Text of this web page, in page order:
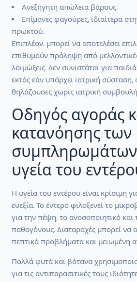
Ανεξήγητη απώλεια βάρους.
Επίμονες φαγούρες, ιδιαίτερα
πρωκτού.
Επιπλέον, μπορεί να αποτελέσει
επιθυμούν πρόληψη από
λοιμώξεις. Δεν συνιστάται για
εκτός εάν υπάρχει ιατρική σύσταση,
θηλάζουσες χωρίς ιατρική
Οδηγός αγοράς
κατανόησης των
συμπληρωμάτων
υγεία του
Η υγεία του εντέρου είναι κρίσιμη
ευεξία. Το έντερο φιλοξενεί το
για την πέψη, το ανοσοποιητικό
παθογόνους. Διαταραχές μπορεί να
πεπτικά προβλήματα και μειωμένη
Πολλά φυτά και βότανα
για τις αντιπαρασιτικές τους